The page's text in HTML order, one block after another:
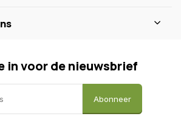
in voor de nieuwsbrief
Abonneer